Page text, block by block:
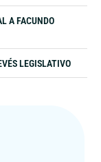
A FACUNDO
LEGISLATIVO